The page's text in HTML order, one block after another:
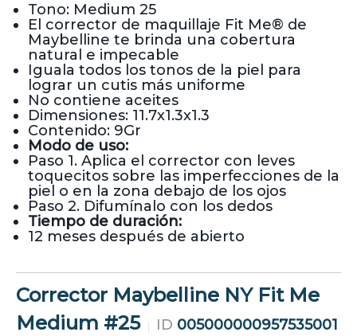
Tono: Medium 25
El corrector de maquillaje Fit Me® de
Maybelline te brinda una cobertura
natural e impecable
Iguala todos los tonos de la piel para
lograr un cutis más uniforme
No contiene aceites
Dimensiones: 11.7x1.3x1.3
Contenido: 9Gr
Modo de uso:
Paso 1. Aplica el corrector con leves
toquecitos sobre las imperfecciones de la
piel o en la zona debajo de los ojos
Paso 2. Difumínalo con los dedos
Tiempo de duración:
12 meses después de abierto
Corrector Maybelline NY Fit Me
Medium #25
ID 005000000957535001